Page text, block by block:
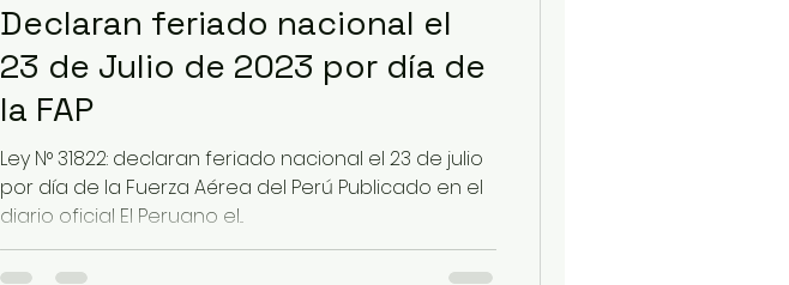
Declaran feriado nacional el
23 de Julio de 2023 por día de
la FAP
Ley N° 31822: declaran feriado nacional el 23 de julio
por día de la Fuerza Aérea del Perú Publicado en el
diario oficial El Peruano el...